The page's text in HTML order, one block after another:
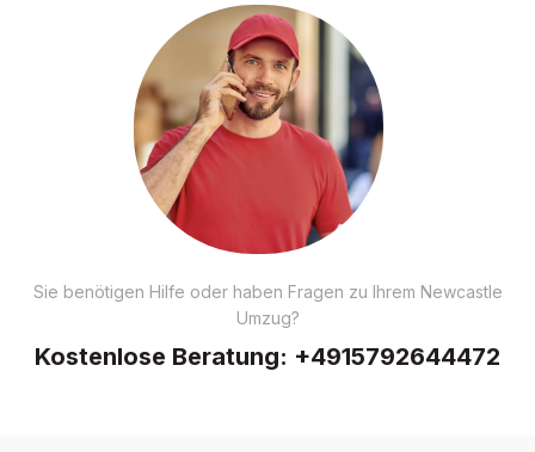
Sie benötigen Hilfe oder haben Fragen zu Ihrem Newcastle
Umzug?
Kostenlose Beratung: +4915792644472